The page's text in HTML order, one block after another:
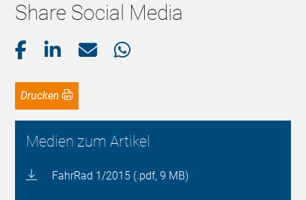
Share Social Media
Drucken
Medien zum Artikel
FahrRad 1/2015 (.pdf, 9 MB)